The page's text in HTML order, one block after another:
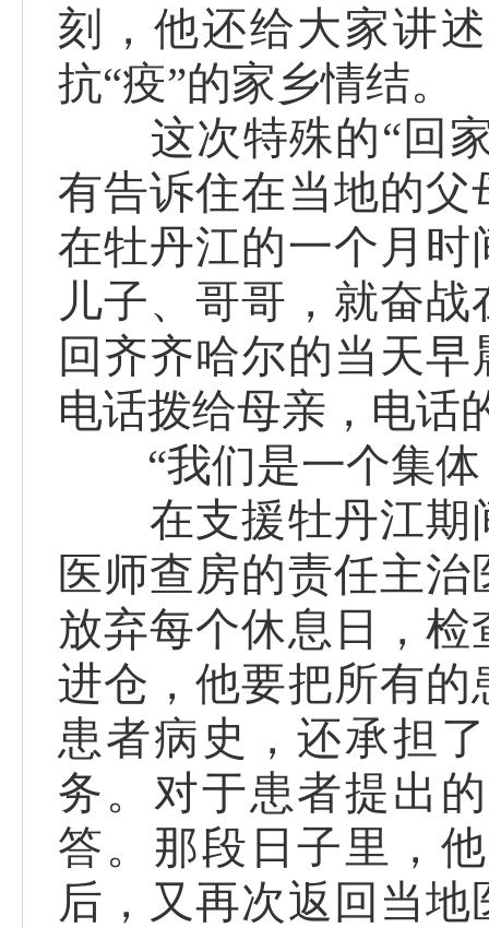
刻，他还给大家讲
抗“疫”的家乡情结。
这次特殊的“回家
有告诉住在当地的
在牡丹江的一个月
儿子、哥哥，就奋
回齐齐哈尔的当天
电话拨给母亲，电
“我们是一个集体
在支援牡丹江期
医师查房的责任主
放弃每个休息日，
进仓，他要把所有
患者病史，还承担
务。对于患者提出
答。那段日子里，
后，又再次返回当